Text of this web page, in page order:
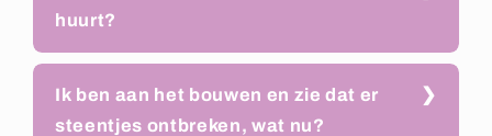
huurt?
Ik ben aan het bouwen en zie dat er
steentjes ontbreken, wat nu?